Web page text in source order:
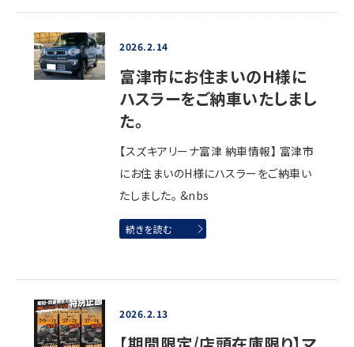
2026.2.14
富津市にお住まいのH様に
ハスラーをご納車いたしまし
た。
【スズキアリーナ富津 納車情報】 富津市
にお住まいのH様にハスラーをご納車い
たしました。 &nbs
続きを読む
2026.2.13